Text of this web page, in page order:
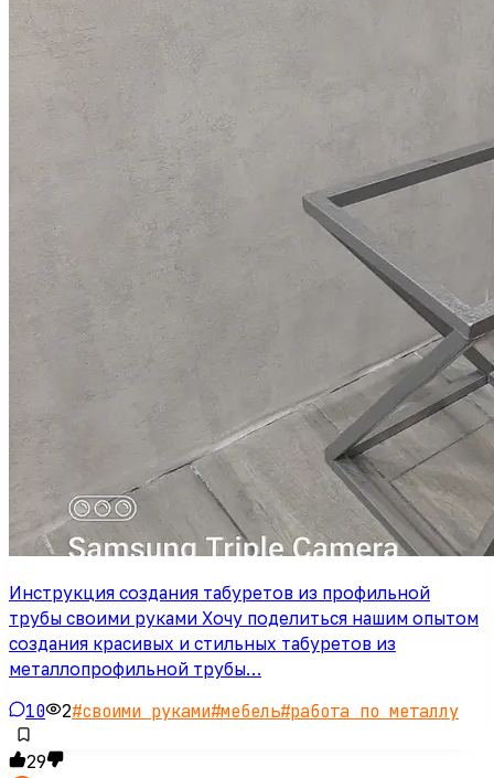
Инструкция создания табуретов из профильной
трубы своими руками Хочу поделиться нашим опытом
создания красивых и стильных табуретов из
металлопрофильной трубы…
10 2#своими руками#мебель#работа по металлу
29